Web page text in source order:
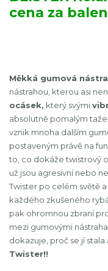
cena za
Měkká gumová
nástrahou, kterou asi
ocásek, který svými
absolutně pomalým
vznik mnoha dalším
postaveným právě na
to, co dokáže twistrový
už jsou agresivní nebo
Twister po celém světě
každého zkušeného
pak ohromnou zbraní
mezi gumovými
dokazuje, proč se jí stala
Twister!!